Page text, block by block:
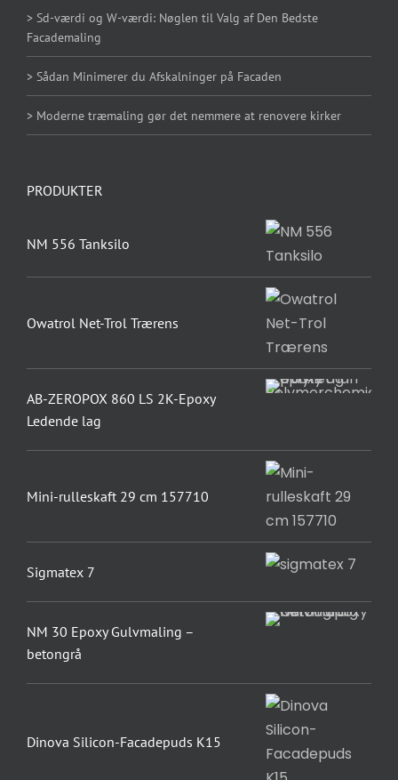
> Sd-værdi og W-værdi: Nøglen til Valg af Den Bedste
Facademaling
> Sådan Minimerer du Afskalninger på Facaden
> Moderne træmaling gør det nemmere at renovere kirker
PRODUKTER
NM 556 Tanksilo
Owatrol Net-Trol Trærens
AB-ZEROPOX 860 LS 2K-Epoxy
Ledende lag
Mini-rulleskaft 29 cm 157710
Sigmatex 7
NM 30 Epoxy Gulvmaling –
betongrå
Dinova Silicon-Facadepuds K15